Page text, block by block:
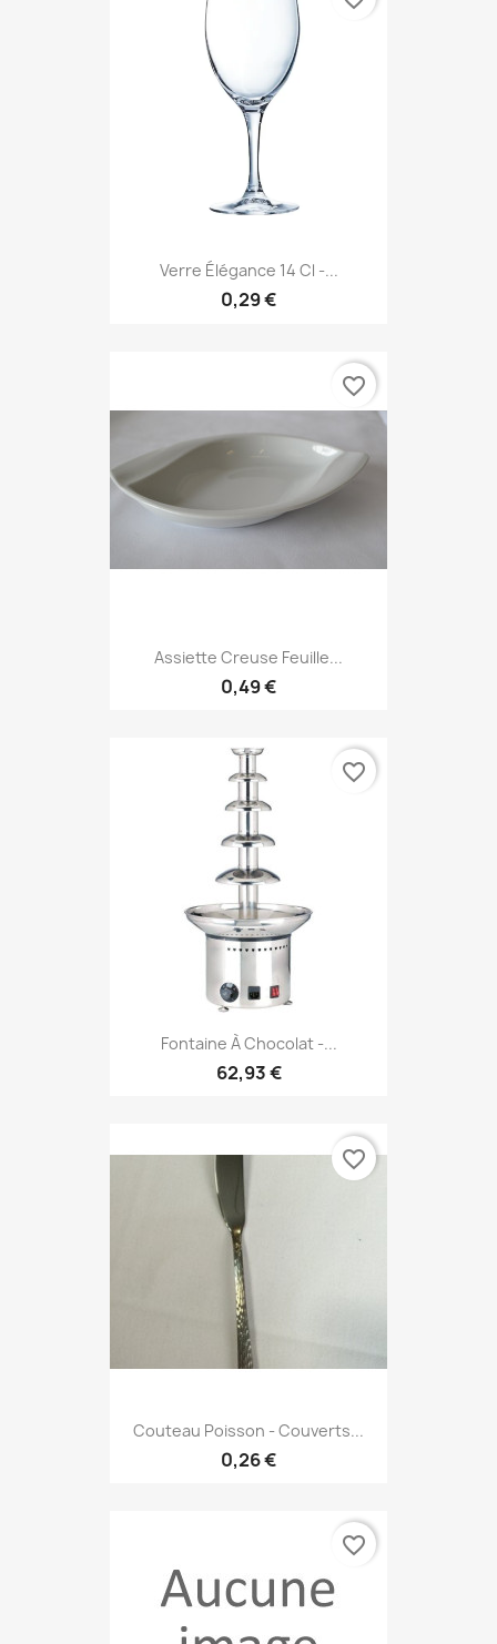
Verre Élégance 14 Cl -...
0,29 €
Assiette Creuse Feuille...
0,49 €
favorite_border
Fontaine À Chocolat -...
62,93 €
favorite_border
Couteau Poisson - Couverts...
0,26 €
favorite_border
favorite_border